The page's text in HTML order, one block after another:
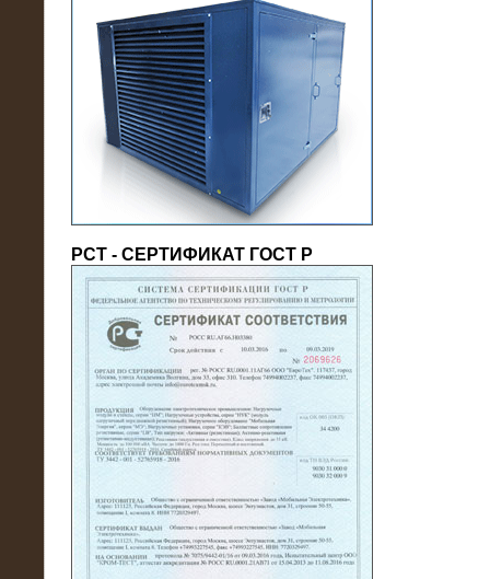
17.10.2016
Резистивный высоковольтный
нагрузочный модуль 5 МВт
(напряжение 6/10 кВ)
21.08.2016
На производственное предприятие
модули 20 МВт (0,4 кВ)
РСТ - СЕРТИФИКАТ ГОСТ Р